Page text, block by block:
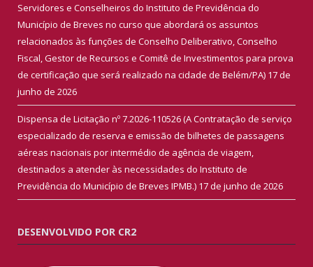
Servidores e Conselheiros do Instituto de Previdência do
Município de Breves no curso que abordará os assuntos
relacionados às funções de Conselho Deliberativo, Conselho
Fiscal, Gestor de Recursos e Comitê de Investimentos para prova
de certificação que será realizado na cidade de Belém/PA) 17 de
junho de 2026
Dispensa de Licitação nº 7.2026-110526 (A Contratação de serviço
especializado de reserva e emissão de bilhetes de passagens
aéreas nacionais por intermédio de agência de viagem,
destinados a atender às necessidades do Instituto de
Previdência do Município de Breves IPMB.) 17 de junho de 2026
DESENVOLVIDO POR CR2